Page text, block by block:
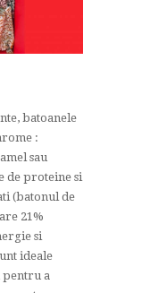
batoanele
:
sau
de proteine si
(batonul de
21%
si
ideale
pentru a